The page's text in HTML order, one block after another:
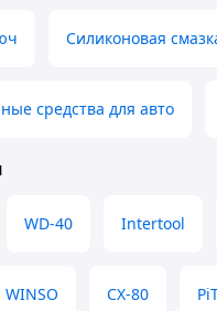
Силиконовая
средства для авто
WD-40 Intertool
WINSO CX-80